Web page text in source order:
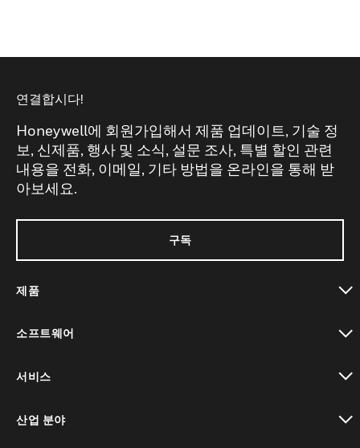
연결합시다!
Honeywell에 회원가입해서 제품 업데이트, 기술 정
보, 신제품, 행사 및 소식, 설문 조사, 특별 할인 관련
내용을 전화, 이메일, 기타 방법을 온라인을 통해 받
아보세요.
구독
제품
소프트웨어
서비스
산업 분야